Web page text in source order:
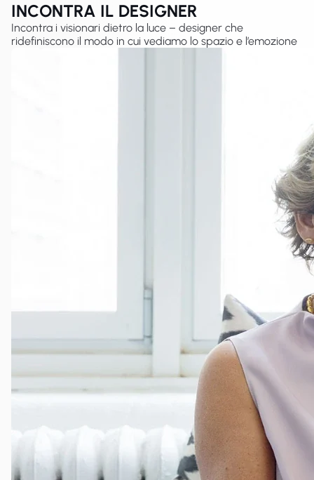
INCONTRA IL DESIGNER
Incontra i visionari dietro la luce – designer che
ridefiniscono il modo in cui vediamo lo spazio e l’emozione